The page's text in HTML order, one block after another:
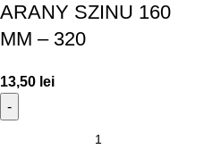
ARANY SZINU 160
MM – 320
13,50 lei